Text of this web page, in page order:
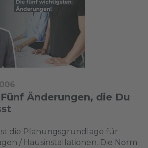
Fünf Änderungen, die Du
ist die Planungsgrundlage für
/ Hausinstallationen. Die Norm